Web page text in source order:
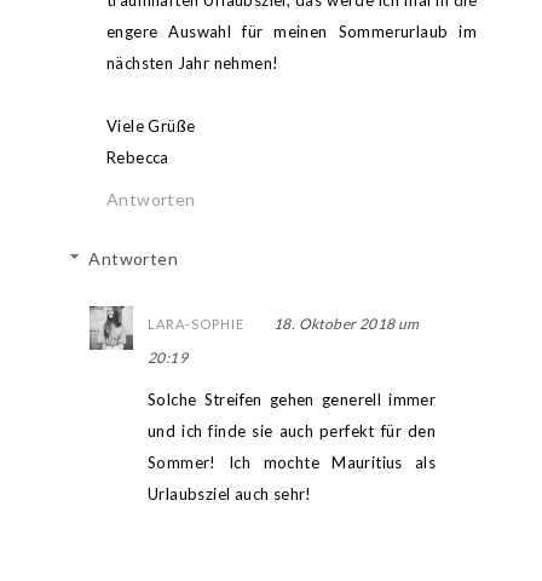
engere Auswahl für meinen Sommerurlaub im
nächsten Jahr nehmen!
Viele Grüße
Rebecca
Antworten
Antworten
LARA-SOPHIE
18. Oktober 2018 um
20:19
Solche Streifen gehen generell immer
und ich finde sie auch perfekt für den
Sommer! Ich mochte Mauritius als
Urlaubsziel auch sehr!